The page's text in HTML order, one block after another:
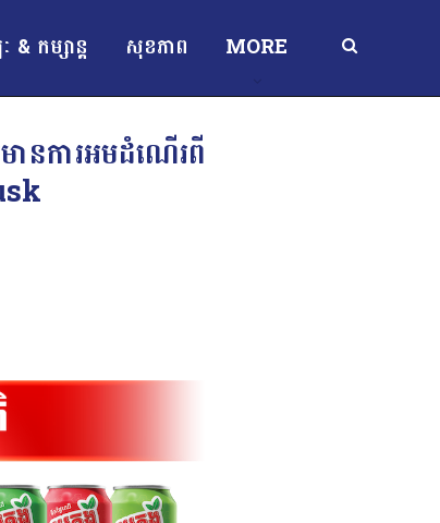
& កម្សាន្ត សុខភាព MORE
ការអមដំណើរពី